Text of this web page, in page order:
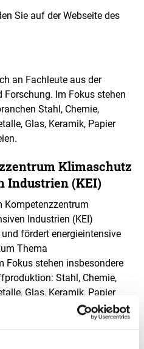
Sie auf der Webseite des
an Fachleute aus der
Im Fokus stehen
Stahl, Chemie,
Glas, Keramik, Papier
Klimaschutz
Industrien (KEI)
Kompetenzzentrum
Industrien (KEI)
fördert energieintensive
Thema
Fokus stehen insbesondere
Stahl, Chemie,
Glas, Keramik, Papier
weitere energieintensive